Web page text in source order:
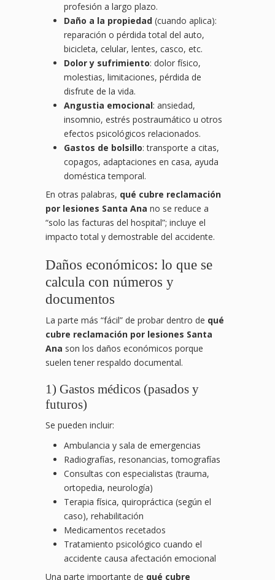
profesión a largo plazo.
Daño a la propiedad (cuando aplica):
reparación o pérdida total del auto,
bicicleta, celular, lentes, casco, etc.
Dolor y sufrimiento: dolor físico,
molestias, limitaciones, pérdida de
disfrute de la vida.
Angustia emocional: ansiedad,
insomnio, estrés postraumático u otros
efectos psicológicos relacionados.
Gastos de bolsillo: transporte a citas,
copagos, adaptaciones en casa, ayuda
doméstica temporal.
En otras palabras, qué cubre reclamación
por lesiones Santa Ana no se reduce a
“solo las facturas del hospital”; incluye el
impacto total y demostrable del accidente.
Daños económicos: lo que se
calcula con números y
documentos
La parte más “fácil” de probar dentro de qué
cubre reclamación por lesiones Santa
Ana son los daños económicos porque
suelen tener respaldo documental.
1) Gastos médicos (pasados y
futuros)
Se pueden incluir:
Ambulancia y sala de emergencias
Radiografías, resonancias, tomografías
Consultas con especialistas (trauma,
ortopedia, neurología)
Terapia física, quiropráctica (según el
caso), rehabilitación
Medicamentos recetados
Tratamiento psicológico cuando el
accidente causa afectación emocional
Una parte importante de qué cubre